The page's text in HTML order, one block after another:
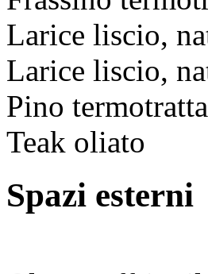
Larice liscio,
Larice liscio,
Pino
Teak oliato
Spazi esterni